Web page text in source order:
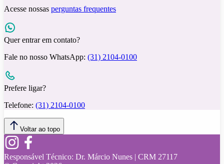
Acesse nossas perguntas frequentes
Quer entrar em contato?
Fale no nosso WhatsApp: (31) 2104-0100
Prefere ligar?
Telefone: (31) 2104-0100
Voltar ao topo
Responsável Técnico: Dr. Márcio Nunes | CRM 27117